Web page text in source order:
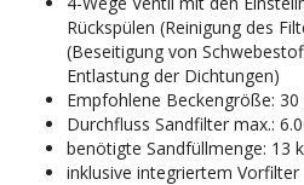
Rückspülen (Reinigung des
(Beseitigung von
Entlastung der Dichtungen)
Empfohlene Beckengröße: 30
Durchfluss Sandfilter max.:
benötigte Sandfüllmenge: 13
inklusive integriertem Vorfilter